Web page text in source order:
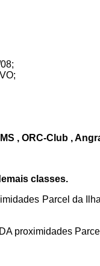
, ORC-Club ,
classes.
Parcel da
proximidades